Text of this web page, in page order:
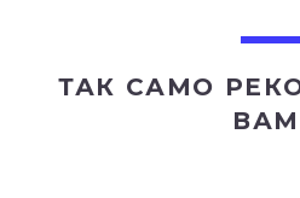
ТАК САМО